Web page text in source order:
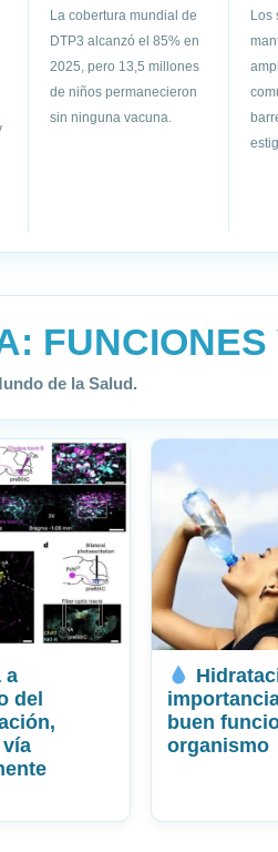
La cobertura mundial de
DTP3 alcanzó el 85% en
2025, pero 13,5 millones
de niños permanecieron
sin ninguna vacuna.
Los
de la Salud.
a
del
buen
organismo